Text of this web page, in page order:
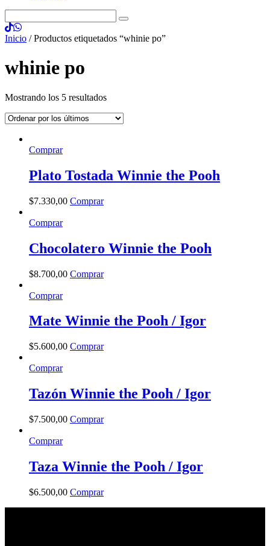
Inicio / Productos etiquetados “whinie po”
whinie po
Mostrando los 5 resultados
Comprar
Plato Tostada Winnie the Pooh
$7.330,00 Comprar
Comprar
Chocolatero Winnie the Pooh
$8.700,00 Comprar
Comprar
Mate Winnie the Pooh / Igor
$5.600,00 Comprar
Comprar
Tazón Winnie the Pooh / Igor
$7.500,00 Comprar
Comprar
Taza Winnie the Pooh / Igor
$6.500,00 Comprar